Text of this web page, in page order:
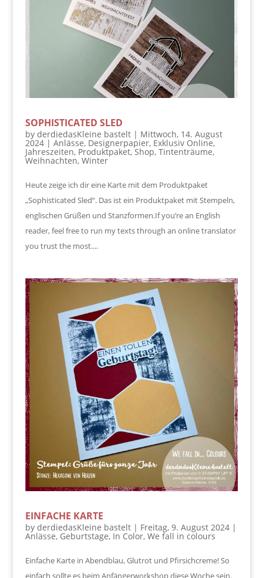
SOPHISTICATED SLED
by derdiedasKleine bastelt| Mittwoch, 14. August
2024| Anlässe, Designerpapier, Exklusiv Online,
Jahreszeiten, Produktpaket,Shop, Tintenträume,
Weihnachten, Winter
Heute zeige ich dir eine Karte mit dem Produktpaket
„Sophisticated Sled“. Das ist ein Produktpaket mit Stempeln,
englischen Grüßen und Stanzformen.If you’re an English
reader, feel free to run my texts through an online translator
you trust the most....
EINFACHE KARTE
by derdiedasKleine bastelt| Freitag, 9. August 2024|
Anlässe, Geburtstage, In Color, We fall in colours
Einfache Karte in Abendblau, Glutrot und Pfirsichcreme! So
einfach sollte es beim Anfängerworkshop diese Woche sein.